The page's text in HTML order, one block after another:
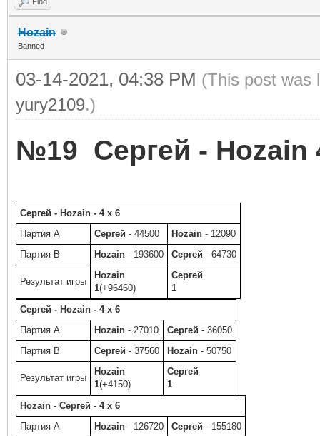
Hozain
Banned
03-14-2021, 04:38 PM (This post was
yury2109.)
№19 Сергей - Hozain
Сергей - Hozain - 4 x 6
Партия A
Сергей - 44500 Hozain - 12090
Партия B
Hozain - 193600 Сергей - 64730
Результат игры
Hozain
1(+96460)
Сергей
1
Сергей - Hozain - 4 x 6
Партия A
Hozain - 27010 Сергей - 36050
Партия B
Сергей - 37560 Hozain - 50750
Результат игры
Hozain
1(+4150)
Сергей
1
Hozain - Сергей - 4 x 6
Партия A
Hozain - 126720 Сергей - 155180